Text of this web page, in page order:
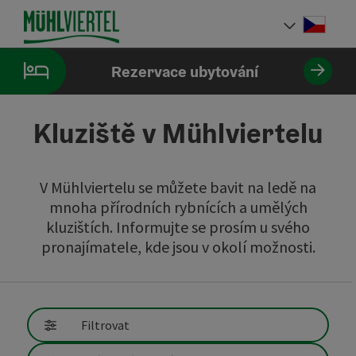
ObsahAccesskey
[0]
NavigaceAccesskey
[1]
Začátek stránky
Volba
Rezervace ubytování
Kluziště v Mühlviertelu
V Mühlviertelu se můžete bavit na ledě na
mnoha přírodních rybnících a umělých
kluzištích. Informujte se prosím u svého
pronajímatele, kde jsou v okolí možnosti.
Filtrovat